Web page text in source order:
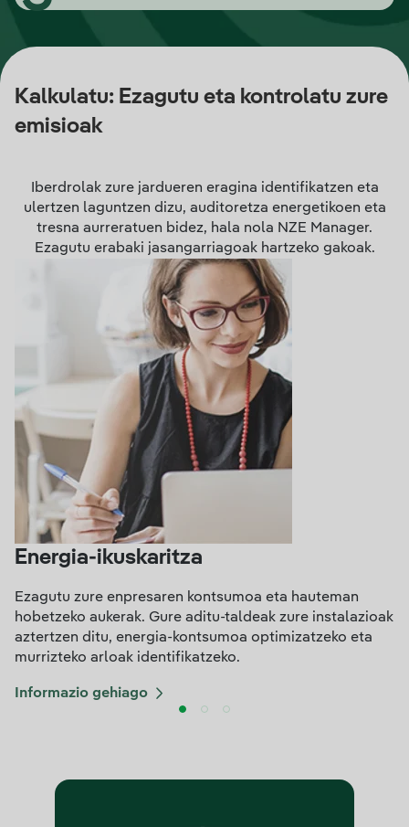
Kalkulatu: Ezagutu eta kontrolatu zure
emisioak
Iberdrolak zure jardueren eragina identifikatzen eta
ulertzen laguntzen dizu, auditoretza energetikoen eta
tresna aurreratuen bidez, hala nola NZE Manager.
Ezagutu erabaki jasangarriagoak hartzeko gakoak.
Energia-ikuskaritza
Ezagutu zure enpresaren kontsumoa eta hauteman
hobetzeko aukerak. Gure aditu-taldeak zure instalazioak
aztertzen ditu, energia-kontsumoa optimizatzeko eta
murrizteko arloak identifikatzeko.
Informazio gehiago